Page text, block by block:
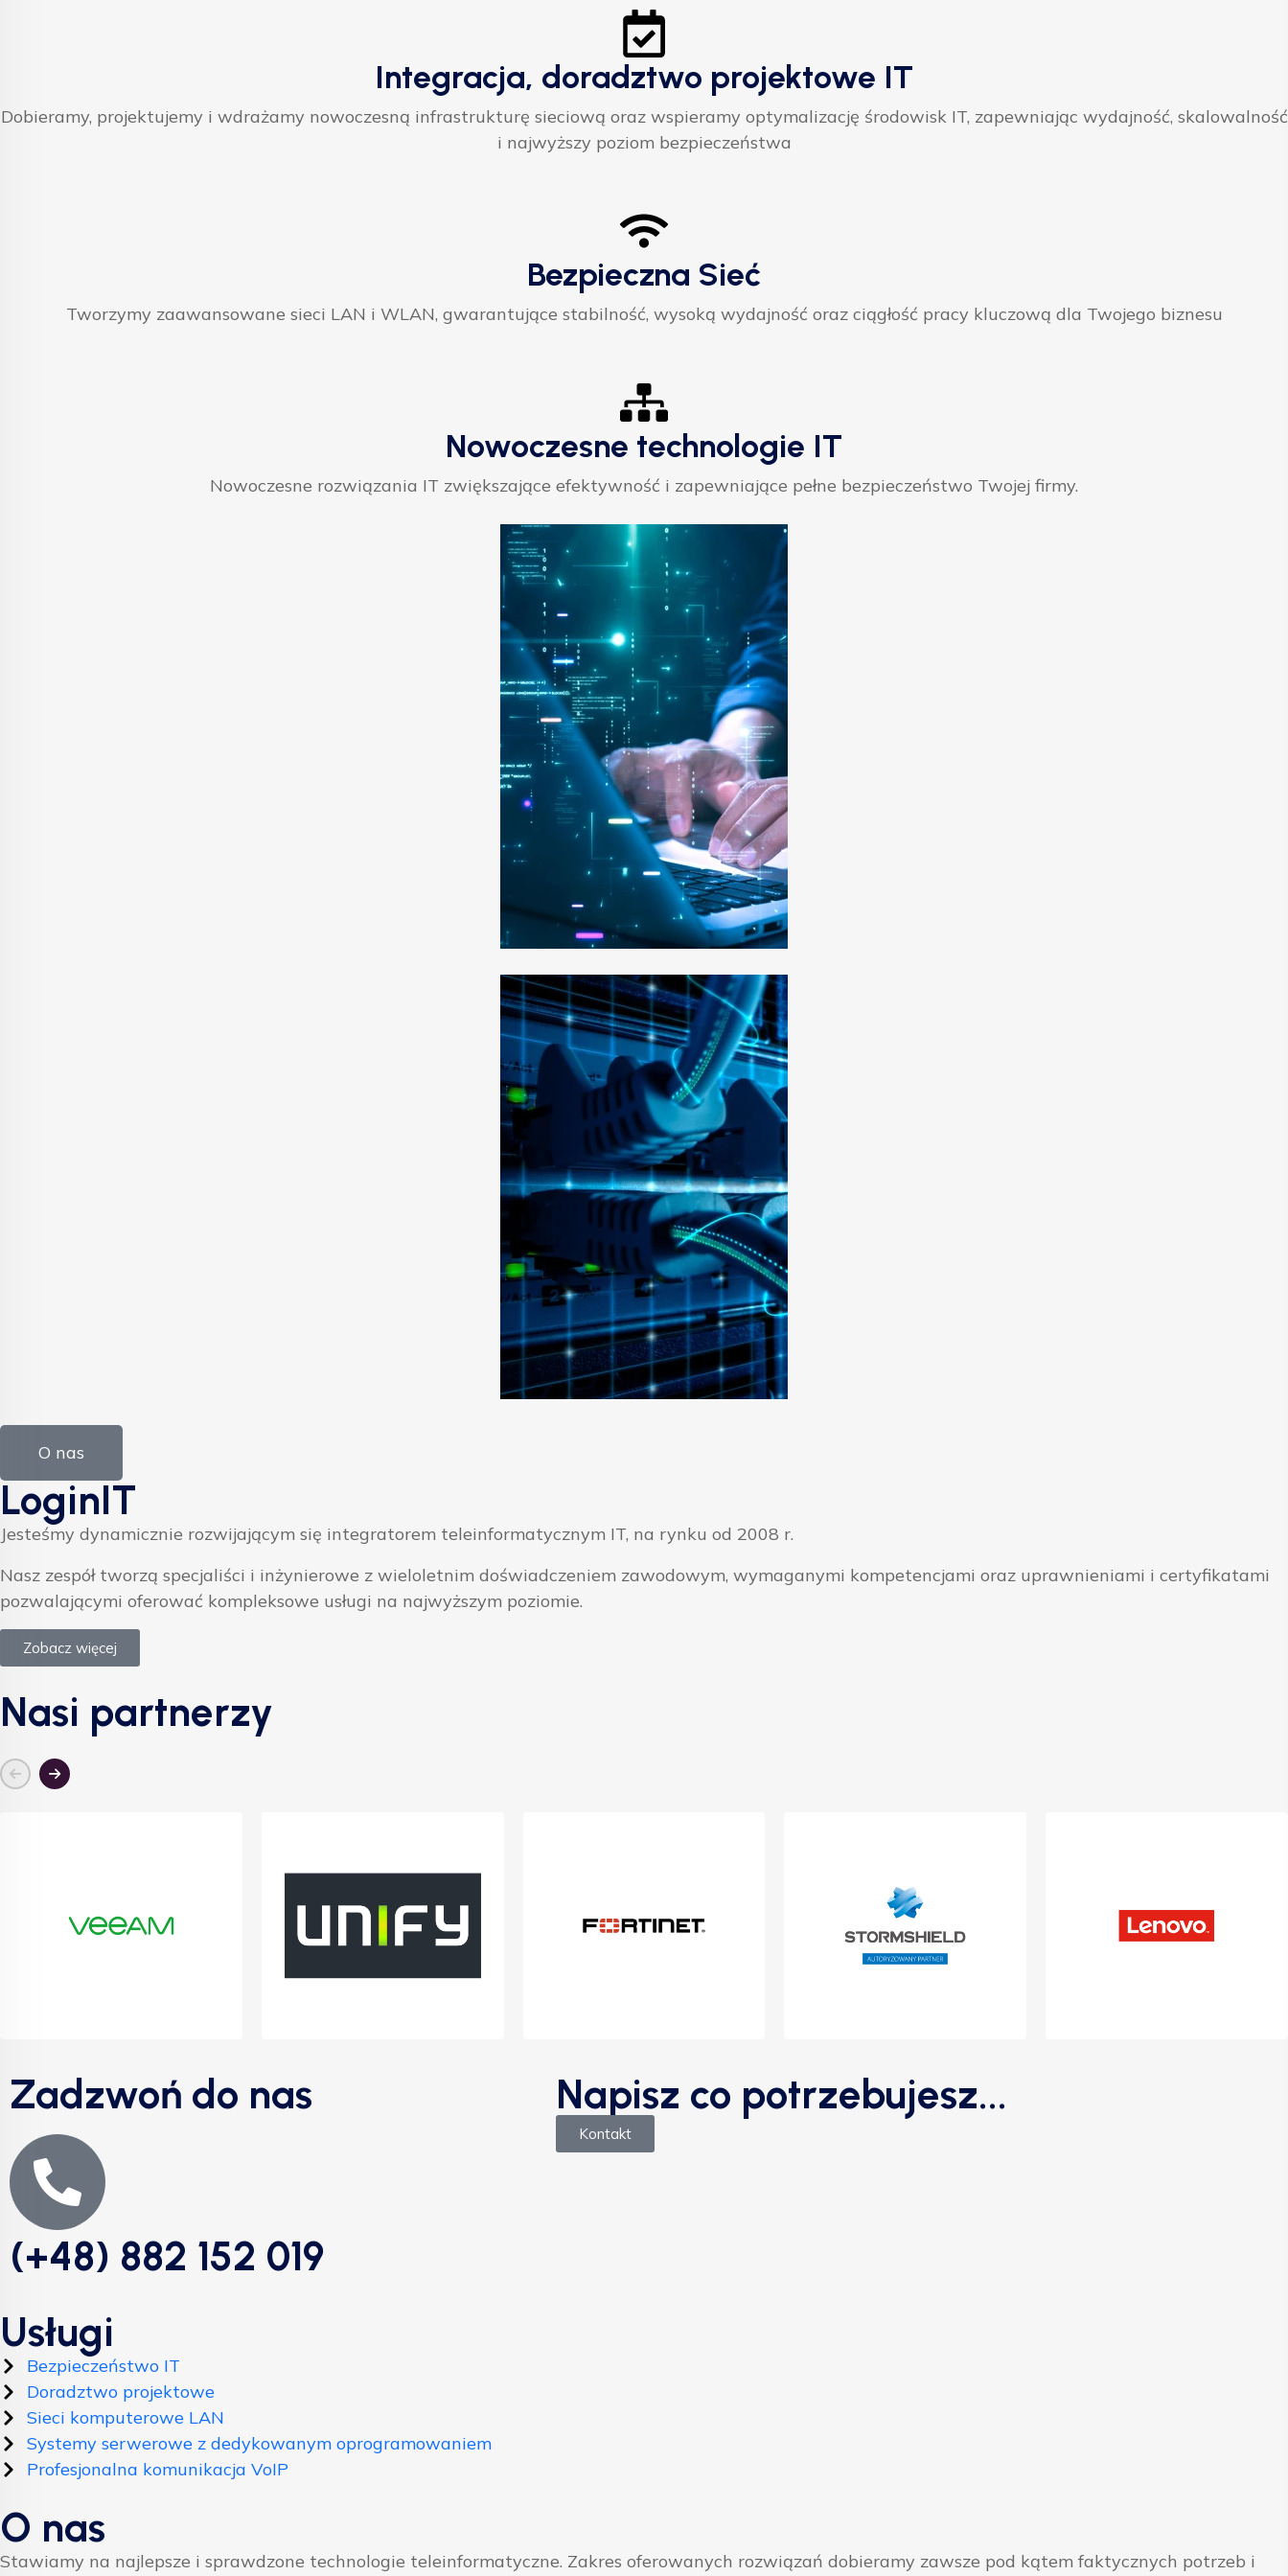
Integracja, doradztwo projektowe IT
Dobieramy, projektujemy i wdrażamy nowoczesną infrastrukturę sieciową oraz wspieramy optymalizację środowisk IT, zapewniając wydajność, skalowalność
i najwyższy poziom bezpieczeństwa
Bezpieczna Sieć
Tworzymy zaawansowane sieci LAN i WLAN, gwarantujące stabilność, wysoką wydajność oraz ciągłość pracy kluczową dla Twojego biznesu
Nowoczesne technologie IT
Nowoczesne rozwiązania IT zwiększające efektywność i zapewniające pełne bezpieczeństwo Twojej firmy.
O nas
LoginIT
Jesteśmy dynamicznie rozwijającym się integratorem teleinformatycznym IT, na rynku od 2008 r.
Nasz zespół tworzą specjaliści i inżynierowe z wieloletnim doświadczeniem zawodowym, wymaganymi kompetencjami oraz uprawnieniami i certyfikatami
pozwalającymi oferować kompleksowe usługi na najwyższym poziomie.
Zobacz więcej
Nasi partnerzy
Zadzwoń do nas
(+48) 882 152 019
Napisz co potrzebujesz...
Kontakt
Usługi
Bezpieczeństwo IT
Doradztwo projektowe
Sieci komputerowe LAN
Systemy serwerowe z dedykowanym oprogramowaniem
Profesjonalna komunikacja VoIP
O nas
Stawiamy na najlepsze i sprawdzone technologie teleinformatyczne. Zakres oferowanych rozwiązań dobieramy zawsze pod kątem faktycznych potrzeb i